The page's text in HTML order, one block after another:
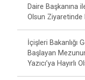
Daire Başkanına
Olsun Ziyaretinde
İçişleri Bakanlığı
Başlayan
Yazıcı’ya